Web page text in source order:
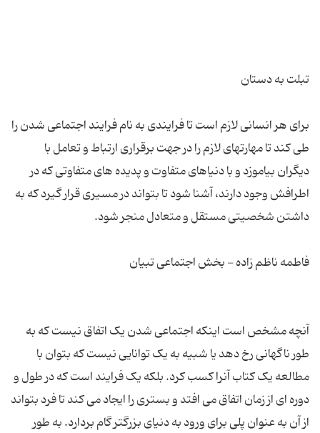
برای هر انسانی لازم است تا فرایندی به نام فرایند اجتماعی شدن را
طی کند تا مهارتهای لازم را در جهت برقراری ارتباط و تعامل با
دیگران بیاموزد و با دنیاهای متفاوت و پدیده های متفاوتی که در
اطرافش وجود دارند، آشنا شود تا بتواند در مسیری قرار گیرد که به
آنچه مشخص است اینکه اجتماعی شدن یک اتفاق نیست که به
طور ناگهانی رخ دهد یا شبیه به یک توانایی نیست که بتوان با
مطالعه یک کتاب آنرا کسب کرد. بلکه یک فرایند است که در طول و
دوره ای از زمان اتفاق می افتد و بستری را ایجاد می کند تا فرد بتواند
از آن به عنوان پلی برای ورود به دنیای بزرگتر گام بردارد. به طور